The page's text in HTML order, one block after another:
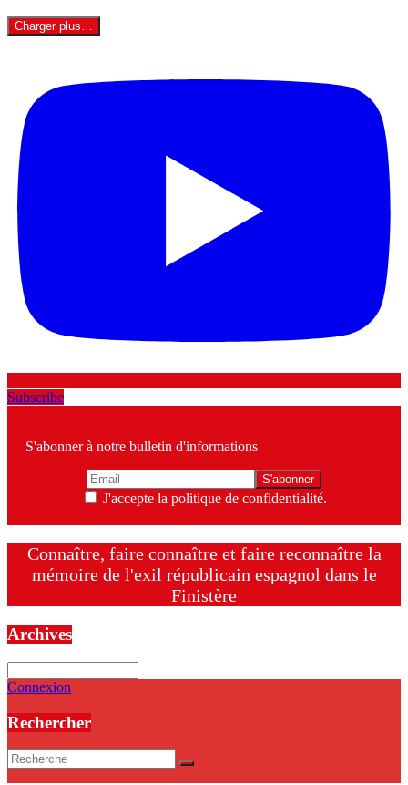
Charger plus…
Subscribe
S'abonner à notre bulletin d'informations
J'accepte la politique de confidentialité.
Connaître, faire connaître et faire reconnaître la
mémoire de l'exil républicain espagnol dans le
Finistère
Archives
Connexion
Rechercher